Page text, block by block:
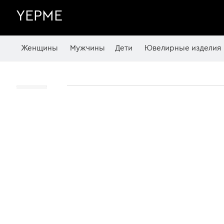
YEPME
Женщины Мужчины Дети Ювелирные изделия